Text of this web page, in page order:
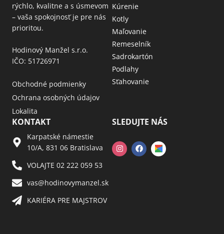
rýchlo, kvalitne a s úsmevom
– vaša spokojnosť je pre nás
prioritou.
Hodinový Manžel s.r.o.
IČO: 51726971
Obchodné podmienky
Ochrana osobných údajov
Lokalita
Kúrenie
Kotly
Maľovanie
Remeselník
Sadrokartón
Podlahy
Sťahovanie
KONTAKT
Karpatské námestie
10/A, 831 06 Bratislava
VOLAJTE 02 222 059 53​
vas@hodinovymanzel.sk​
KARIÉRA PRE MAJSTROV​
SLEDUJTE NÁS